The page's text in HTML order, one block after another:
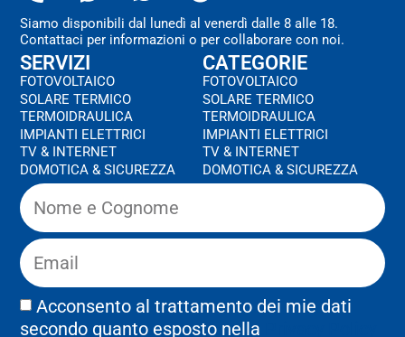
Siamo disponibili dal lunedì al venerdì dalle 8 alle 18.
Contattaci per informazioni o per collaborare con noi.
SERVIZI
FOTOVOLTAICO
SOLARE TERMICO
TERMOIDRAULICA
IMPIANTI ELETTRICI
TV & INTERNET
DOMOTICA & SICUREZZA
CATEGORIE
FOTOVOLTAICO
SOLARE TERMICO
TERMOIDRAULICA
IMPIANTI ELETTRICI
TV & INTERNET
DOMOTICA & SICUREZZA
Acconsento al trattamento dei mie dati
secondo quanto esposto nella